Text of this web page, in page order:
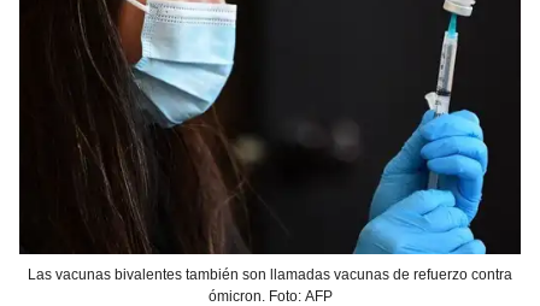
Las vacunas bivalentes también son llamadas vacunas de refuerzo contra
ómicron. Foto: AFP